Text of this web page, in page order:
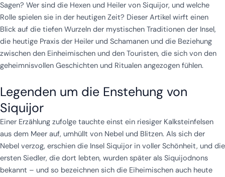
Sagen? Wer sind die Hexen und Heiler von Siquijor, und welche
Rolle spielen sie in der heutigen Zeit? Dieser Artikel wirft einen
Blick auf die tiefen Wurzeln der mystischen Traditionen der Insel,
die heutige Praxis der Heiler und Schamanen und die Beziehung
zwischen den Einheimischen und den Touristen, die sich von den
geheimnisvollen Geschichten und Ritualen angezogen fühlen.
Legenden um die Enstehung von
Siquijor
Einer Erzählung zufolge tauchte einst ein riesiger Kalksteinfelsen
aus dem Meer auf, umhüllt von Nebel und Blitzen. Als sich der
Nebel verzog, erschien die Insel Siquijor in voller Schönheit, und die
ersten Siedler, die dort lebten, wurden später als Siquijodnons
bekannt – und so bezeichnen sich die Eiheimischen auch heute